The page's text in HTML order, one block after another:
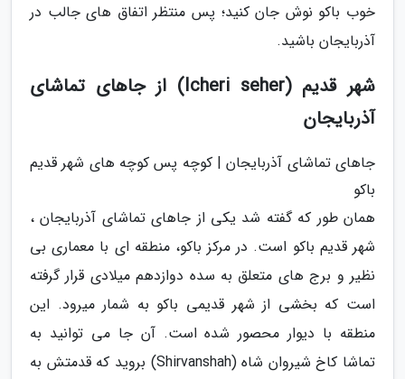
خوب باکو نوش جان کنید؛ پس منتظر اتفاق های جالب در
آذربایجان باشید.
شهر قدیم (Icheri seher) از جاهای تماشای
آذربایجان
جاهای تماشای آذربایجان | کوچه پس کوچه های شهر قدیم
باکو
همان طور که گفته شد یکی از جاهای تماشای آذربایجان ،
شهر قدیم باکو است. در مرکز باکو، منطقه ای با معماری بی
نظیر و برج های متعلق به سده دوازدهم میلادی قرار گرفته
است که بخشی از شهر قدیمی باکو به شمار میرود. این
منطقه با دیوار محصور شده است. آن جا می توانید به
تماشا کاخ شیروان شاه (Shirvanshah) بروید که قدمتش به